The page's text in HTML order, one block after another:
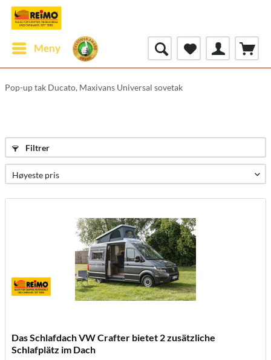
Meny
Pop-up tak Ducato, Maxivans Universal sovetak
Filtrer
Das Schlafdach VW Crafter bietet 2 zusätzliche
Schlafplätz im Dach